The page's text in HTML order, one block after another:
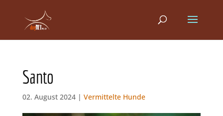
Santo
02. August 2024 | Vermittelte Hunde